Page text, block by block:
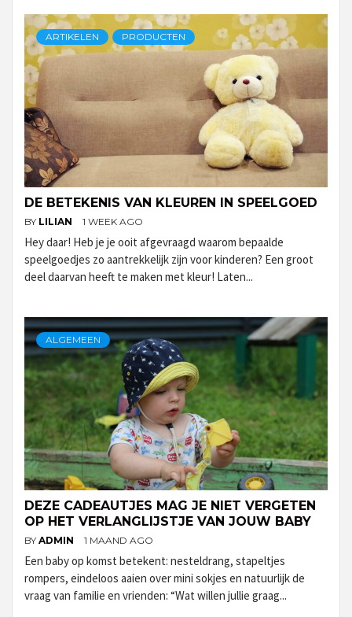
ARTIKELEN PRODUCTEN
DE BETEKENIS VAN KLEUREN IN SPEELGOED
BY LILIAN 1 WEEK AGO
Hey daar! Heb je je ooit afgevraagd waarom bepaalde
speelgoedjes zo aantrekkelijk zijn voor kinderen? Een groot
deel daarvan heeft te maken met kleur! Laten...
ALGEMEEN
DEZE CADEAUTJES MAG JE NIET VERGETEN
OP HET VERLANGLIJSTJE VAN JOUW BABY
BY ADMIN 1 MAAND AGO
Een baby op komst betekent: nesteldrang, stapeltjes
rompers, eindeloos aaien over mini sokjes en natuurlijk de
vraag van familie en vrienden: “Wat willen jullie graag...